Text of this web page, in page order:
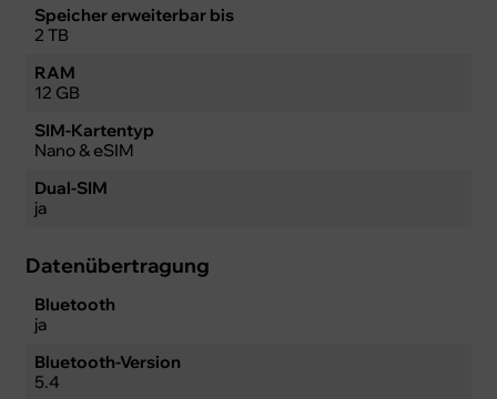
Speicher erweiterbar bis
2 TB
RAM
12 GB
SIM-Kartentyp
Nano & eSIM
Dual-SIM
ja
Datenübertragung
Bluetooth
ja
Bluetooth-Version
5.4